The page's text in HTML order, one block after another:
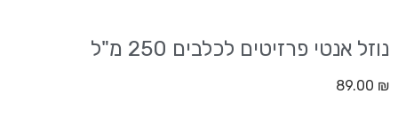
נוזל אנטי פרזיטים לכלבים 250 מ"ל
89.00 ₪